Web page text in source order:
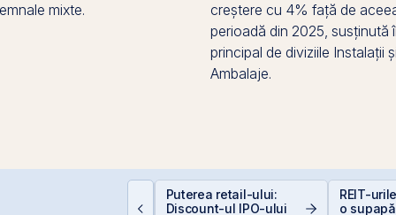
mixte.
creștere cu 4% față de
perioadă din 2025, susținută
principal de diviziile Instalații
Ambalaje.
Puterea retail-ului:
Discount-ul IPO-ului
REIT-
o